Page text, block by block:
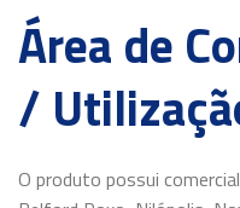
Área de
/
O produto possui